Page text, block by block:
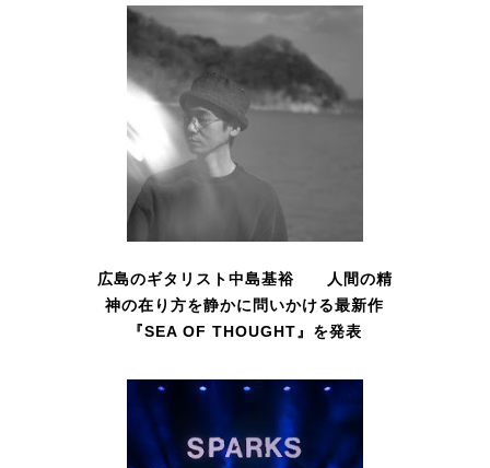
広島のギタリスト中島基裕 人間の精
神の在り方を静かに問いかける最新作
『SEA OF THOUGHT』を発表